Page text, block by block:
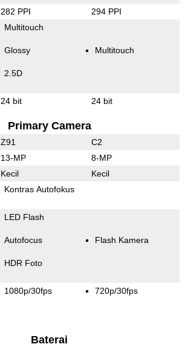
282 PPI 294 PPI
Multitouch
Glossy
2.5D
Multitouch
24 bit 24 bit
Primary Camera
Z91 C2
13-MP 8-MP
Kecil Kecil
Kontras Autofokus
LED Flash
Autofocus
HDR Foto
Flash Kamera
1080p/30fps 720p/30fps
Baterai